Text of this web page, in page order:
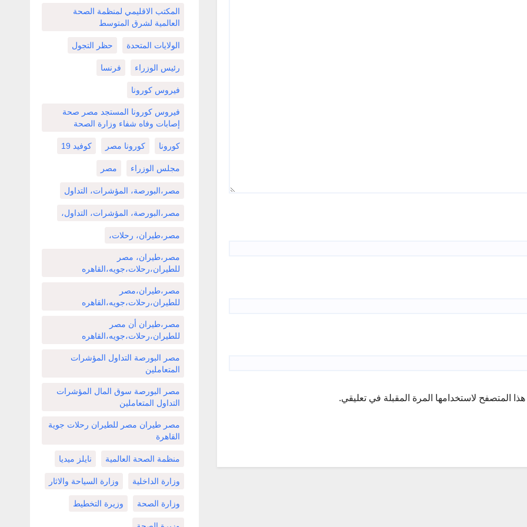
المتصفح لاستخدامها المرة المقبلة في تعليقي.
المكتب الاقليمي لمنظمة الصحة
العالمية لشرق المتوسط
الولايات المتحدة حظر التجول
رئيس الوزراء فرنسا
فيروس كورونا
فيروس كورونا المستجد مصر صحة
إصابات وفاه شفاء وزارة الصحة
كورونا كورونا مصر كوفيد 19
مجلس الوزراء مصر
مصر،البورصة، المؤشرات، التداول
مصر،البورصة، المؤشرات، التداول،
مصر،طيران، رحلات،
مصر،طيران، مصر
للطيران،رحلات،جويه،القاهره
مصر،طيران،مصر
للطيران،رحلات،جويه،القاهره
مصر،طيران أن مصر
للطيران،رحلات،جويه،القاهره
مصر البورصة التداول المؤشرات
المتعاملين
مصر البورصة سوق المال المؤشرات
التداول المتعاملين
مصر طيران مصر للطيران رحلات جوية
القاهرة
منظمة الصحة العالمية نايلز ميديا
وزارة الداخلية وزارة السياحة والاثار
وزارة الصحة وزيرة التخطيط